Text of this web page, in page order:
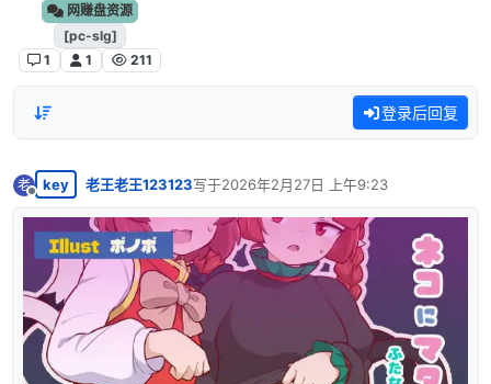
网赚盘资源
[pc-slg]
1
1 211
登录后回复
老
离线
key 老王老王123123写于2026年2月27日 上午9:23
最后由 编辑